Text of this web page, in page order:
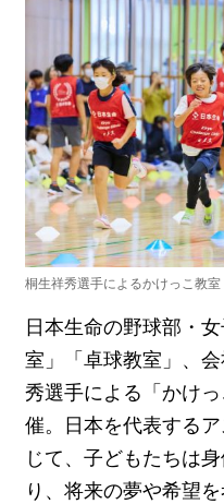
桐生祥秀選手によるかけっこ教室
日本生命の野球部・
室」「卓球教室」、
秀選手による「かけ
催。日本を代表する
じて、子どもたちは
り、将来の夢や希望